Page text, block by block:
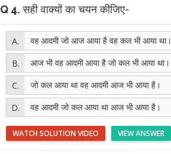
Q 4.सही वाक्यों का चयन कीजिए-
वह आदमी जो आज आया है वह कल भी आया था।
आज भी वह आदमी आया है जो कल भी आया था।
जो कल आया था वह आदमी आज भी आया है।
वह आदमी जो कल आया था आज भी आया है।
VIEW ANSWER
WATCH SOLUTION VIDEO